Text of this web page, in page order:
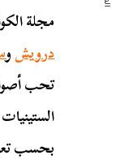
مجلة
درويشو
تحب
بحسب